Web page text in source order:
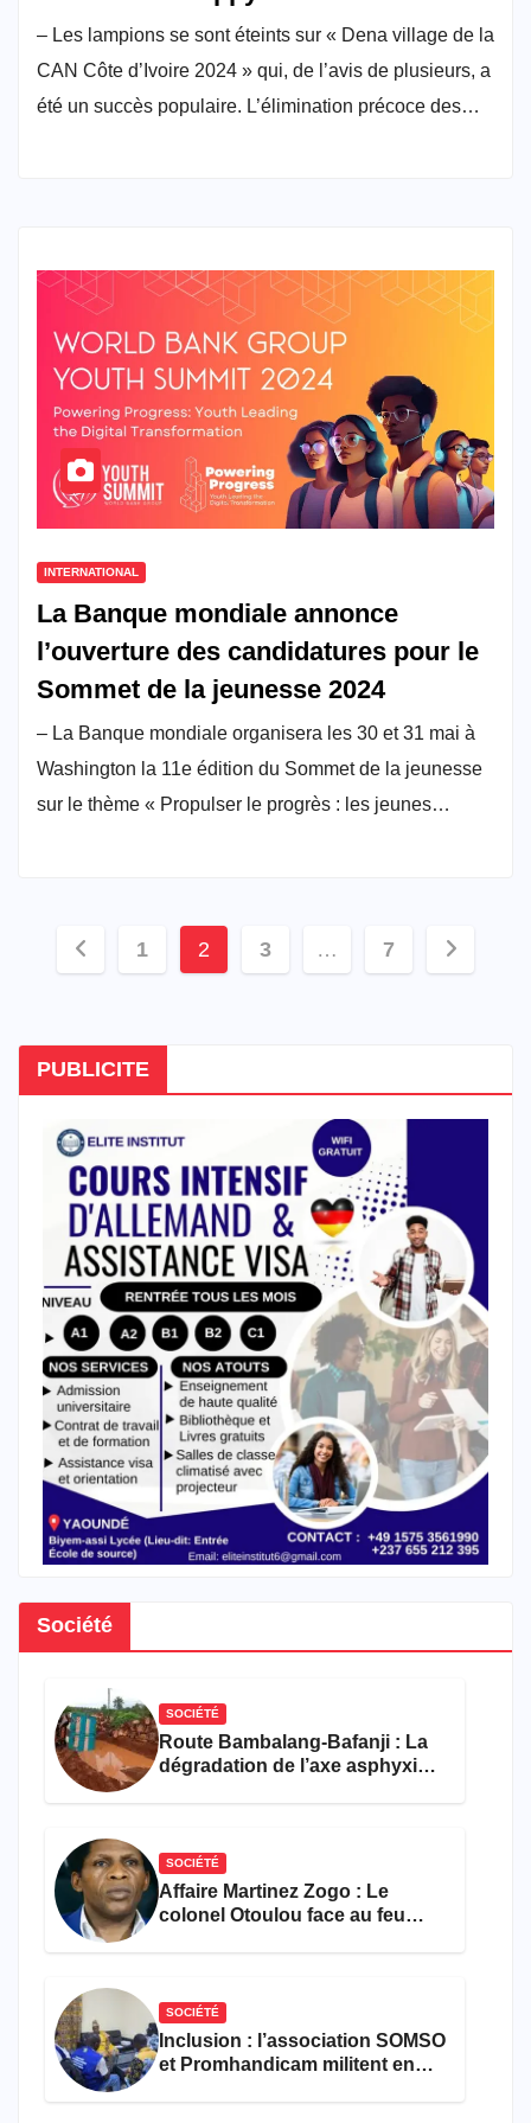
– Les lampions se sont éteints sur « Dena village de la
CAN Côte d’Ivoire 2024 » qui, de l’avis de plusieurs, a
été un succès populaire. L’élimination précoce des…
INTERNATIONAL
La Banque mondiale annonce
l’ouverture des candidatures pour le
Sommet de la jeunesse 2024
– La Banque mondiale organisera les 30 et 31 mai à
Washington la 11e édition du Sommet de la jeunesse
sur le thème « Propulser le progrès : les jeunes…
Pagination
publications
1 2 3 … 7
PUBLICITE
Société
SOCIÉTÉ
Route Bambalang-Bafanji : La
dégradation de l’axe asphyxie
SOCIÉTÉ
Affaire Martinez Zogo : Le
colonel Otoulou face au feu
SOCIÉTÉ
Inclusion : l’association SOMSO
et Promhandicam militent en